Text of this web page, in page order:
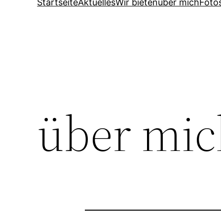
StartseiteAktuellesWir bietenüber mich
über